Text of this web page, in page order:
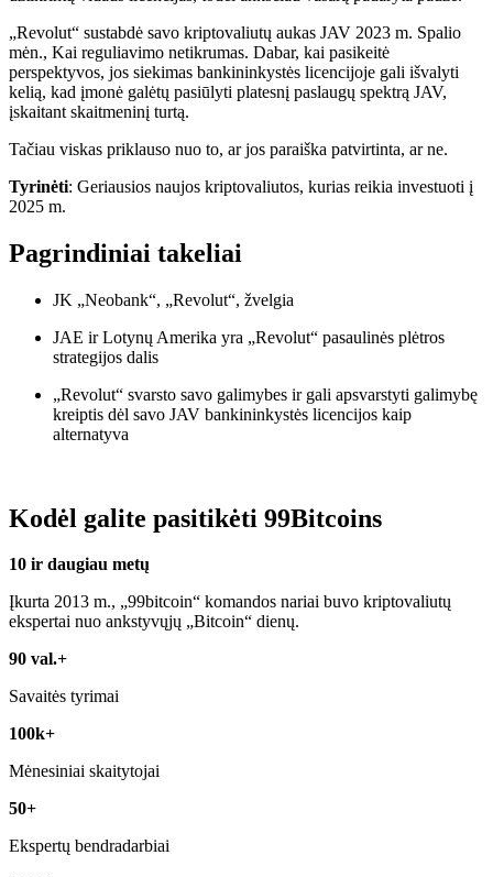
„Revolut“ sustabdė savo kriptovaliutų aukas JAV 2023 m. Spalio
mėn., Kai reguliavimo netikrumas. Dabar, kai pasikeitė
perspektyvos, jos siekimas bankininkystės licencijoje gali išvalyti
kelią, kad įmonė galėtų pasiūlyti platesnį paslaugų spektrą JAV,
įskaitant skaitmeninį turtą.
Tačiau viskas priklauso nuo to, ar jos paraiška patvirtinta, ar ne.
Tyrinėti: Geriausios naujos kriptovaliutos, kurias reikia investuoti į
2025 m.
Pagrindiniai takeliai
JK „Neobank“, „Revolut“, žvelgia
JAE ir Lotynų Amerika yra „Revolut“ pasaulinės plėtros
strategijos dalis
„Revolut“ svarsto savo galimybes ir gali apsvarstyti galimybę
kreiptis dėl savo JAV bankininkystės licencijos kaip
alternatyva
Kodėl galite pasitikėti 99Bitcoins
10 ir daugiau metų
Įkurta 2013 m., „99bitcoin“ komandos nariai buvo kriptovaliutų
ekspertai nuo ankstyvųjų „Bitcoin“ dienų.
90 val.+
Savaitės tyrimai
100k+
Mėnesiniai skaitytojai
50+
Ekspertų bendradarbiai